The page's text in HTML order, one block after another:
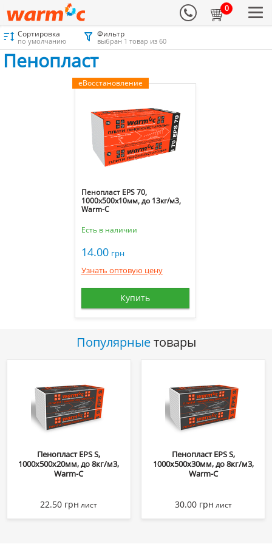
0
Материалы для утепления Каталог Пенопласт
Сортировка
по умолчанию
Фильтр
выбран 1 товар из 60
Пенопласт
еВосстановление
Пенопласт EPS 70,
1000х500х10мм, до 13кг/м3,
Warm-C
Есть в наличии
14.00 грн
Узнать оптовую цену
Купить
Популярныетовары
Пенопласт EPS S,
1000х500х20мм, до 8кг/м3,
Warm-C
22.50 грн лист
Пенопласт EPS S,
1000х500х30мм, до 8кг/м3,
Warm-C
30.00 грн лист